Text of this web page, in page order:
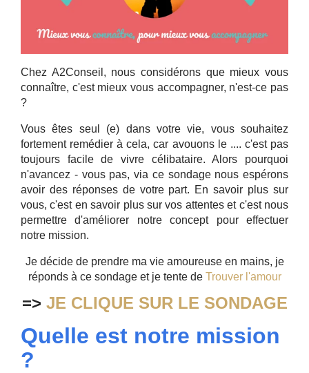
Chez A2Conseil, nous considérons que mieux vous
connaître, c'est mieux vous accompagner, n'est-ce pas
?
Vous êtes seul (e) dans votre vie, vous souhaitez
fortement remédier à cela, car avouons le .... c'est pas
toujours facile de vivre célibataire. Alors pourquoi
n'avancez - vous pas, via ce sondage nous espérons
avoir des réponses de votre part. En savoir plus sur
vous, c'est en savoir plus sur vos attentes et c'est nous
permettre d'améliorer notre concept pour effectuer
notre mission.
Je décide de prendre ma vie amoureuse en mains, je
réponds à ce sondage et je tente de Trouver l'amour
=> JE CLIQUE SUR LE SONDAGE
Quelle est notre mission
?